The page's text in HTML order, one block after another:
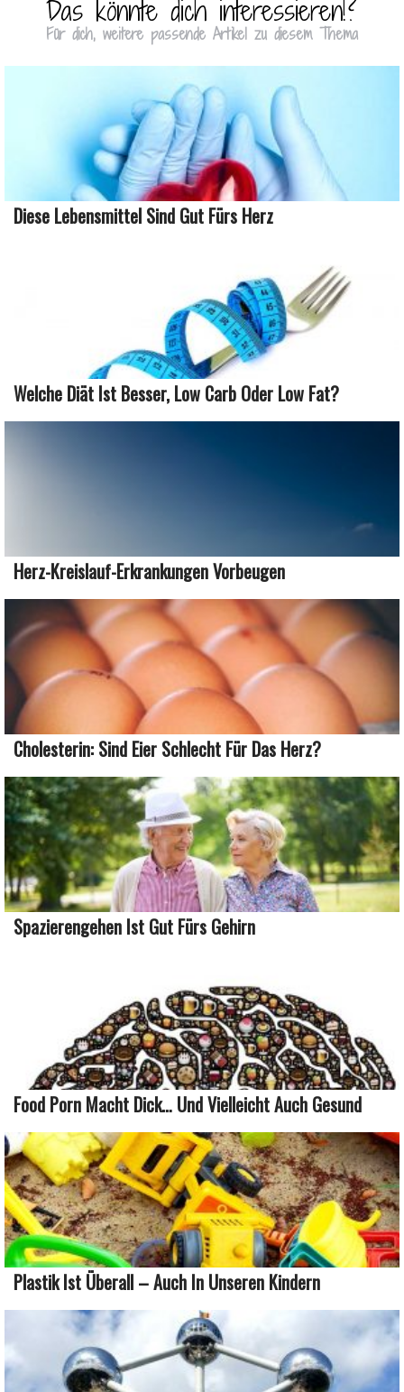
Das könnte dich interessieren!?
Für dich, weitere passende Artikel zu diesem Thema
Diese Lebensmittel Sind Gut Fürs Herz
Welche Diät Ist Besser, Low Carb Oder Low Fat?
Herz-Kreislauf-Erkrankungen Vorbeugen
Cholesterin: Sind Eier Schlecht Für Das Herz?
Spazierengehen Ist Gut Fürs Gehirn
Food Porn Macht Dick… Und Vielleicht Auch Gesund
Plastik Ist Überall – Auch In Unseren Kindern